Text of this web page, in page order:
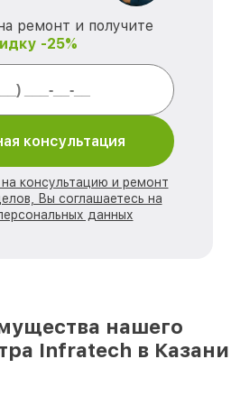
ремонт и получите
-25%
консультация
на консультацию и ремонт
Вы соглашаетесь на
данных
нашего
Infratech в Казани